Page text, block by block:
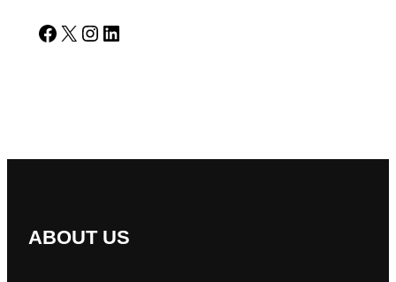
Facebook X Instagram LinkedIn
ABOUT US